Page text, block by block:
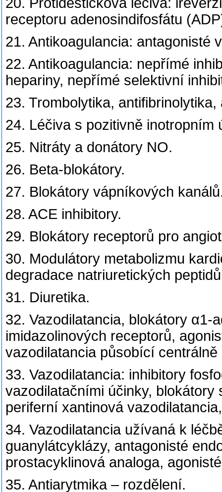
receptoru adenosindifosfátu
21. Antikoagulancia: antagonisté
22. Antikoagulancia: nepřímé
hepariny, nepřímé selektivní
23. Trombolytika,
24. Léčiva s pozitivně inotropním
25. Nitráty a donátory NO.
26. Beta-blokátory.
27. Blokátory vápníkových
28. ACE inhibitory.
29. Blokátory receptorů pro
30. Modulátory metabolizmu
degradace natriuretických
31. Diuretika.
32. Vazodilatancia, blokátory α1-
imidazolinových receptorů,
vazodilatancia působící centrálně
33. Vazodilatancia: inhibitory
vazodilatačními účinky,
periferní xantinová
34. Vazodilatancia užívaná k
guanylátcyklázy, antagonisté
prostacyklinová analoga,
35. Antiarytmika – rozdělení.